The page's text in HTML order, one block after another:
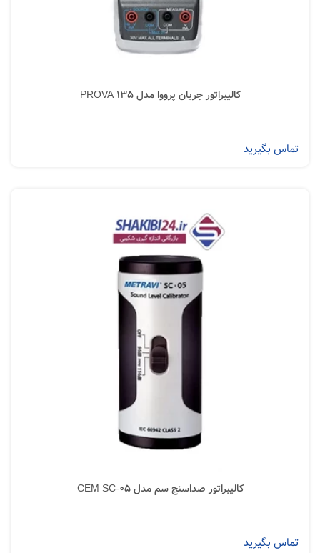
کالیبراتور جریان پرووا مدل PROVA 135
تماس بگیرید
کالیبراتور صداسنج سم مدل CEM SC-05
تماس بگیرید